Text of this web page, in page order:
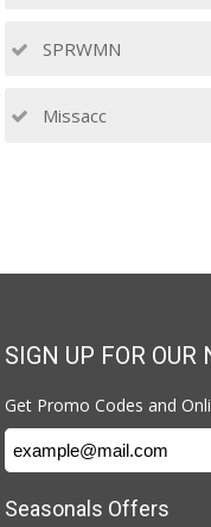
SPRWMN
Missacc
SIGN UP FOR OUR
Get Promo Codes and
Seasonals Offers